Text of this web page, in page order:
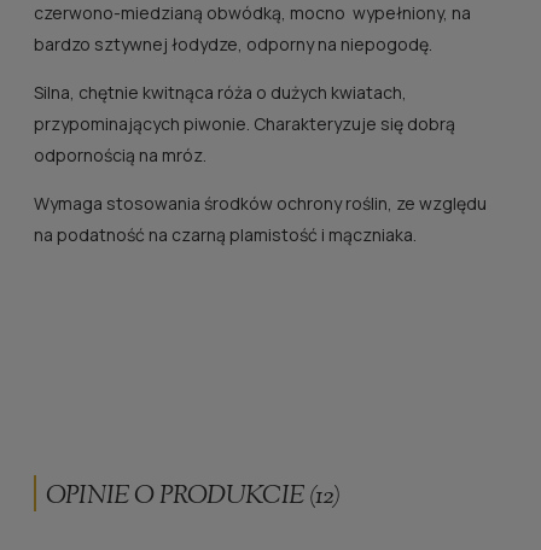
czerwono-miedzianą obwódką, mocno wypełniony, na
bardzo sztywnej łodydze, odporny na niepogodę.
Silna, chętnie kwitnąca róża o dużych kwiatach,
przypominających piwonie. Charakteryzuje się dobrą
odpornością na mróz.
Wymaga stosowania środków ochrony roślin, ze względu
na podatność na czarną plamistość i mączniaka.
OPINIE O PRODUKCIE (12)